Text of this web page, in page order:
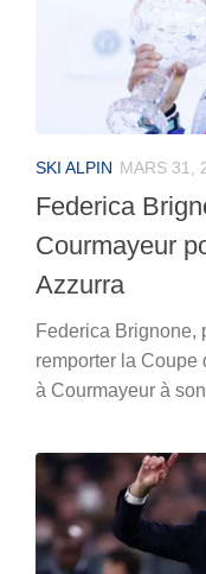
SKI ALPIN MARS 31,
Federica
Courmayeur
Azzurra
Federica Brignone,
remporter la Coupe
à Courmayeur à